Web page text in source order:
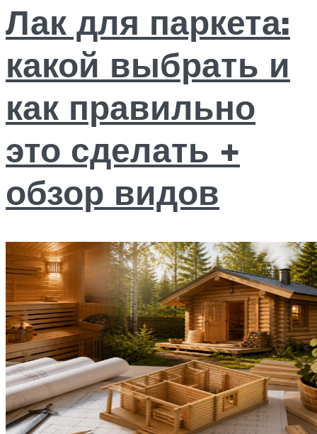
Лак для паркета:
какой выбрать и
как правильно
это сделать +
обзор видов